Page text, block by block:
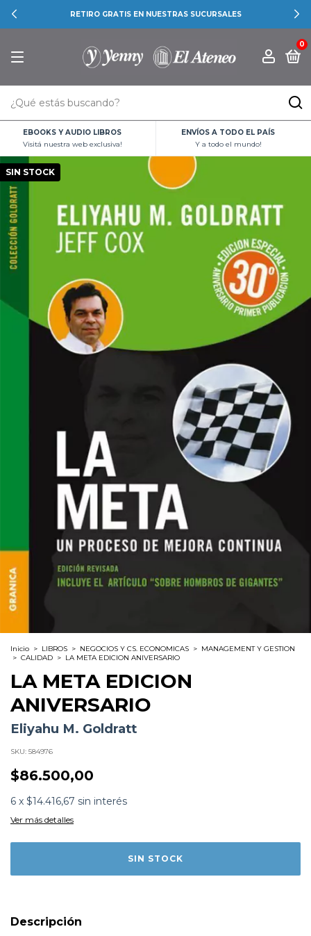
RETIRO GRATIS EN NUESTRAS SUCURSALES
0
EBOOKS Y AUDIO LIBROS
Visitá nuestra web exclusiva!
ENVÍOS A TODO EL PAÍS
Y a todo el mundo!
SIN STOCK
Inicio > LIBROS > NEGOCIOS Y CS. ECONOMICAS > MANAGEMENT Y GESTION
> CALIDAD > LA META EDICION ANIVERSARIO
LA META EDICION
ANIVERSARIO
Eliyahu M. Goldratt
SKU: 584976
$86.500,00
6 x $14.416,67 sin interés
Ver más detalles
Descripción
Editorial:Granica
Idioma:Español
N°Páginas:560
mundo empresarial? y Business Week lo calificó como
un ?genio?. La Meta es una novela ágil y cautivante, que